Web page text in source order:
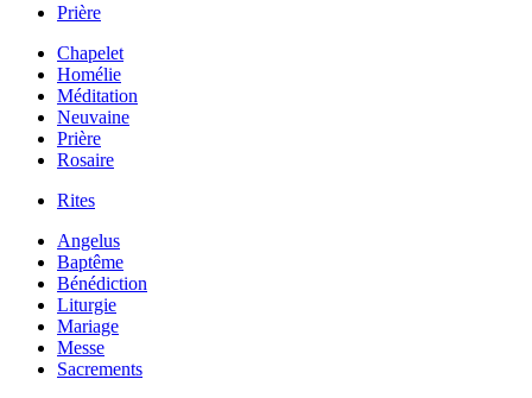
Prière
Chapelet
Homélie
Méditation
Neuvaine
Prière
Rosaire
Rites
Angelus
Baptême
Bénédiction
Liturgie
Mariage
Messe
Sacrements